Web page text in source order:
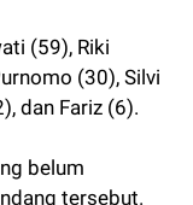
(59), Riki
(30), Silvi
dan Fariz (6).
belum
tersebut.